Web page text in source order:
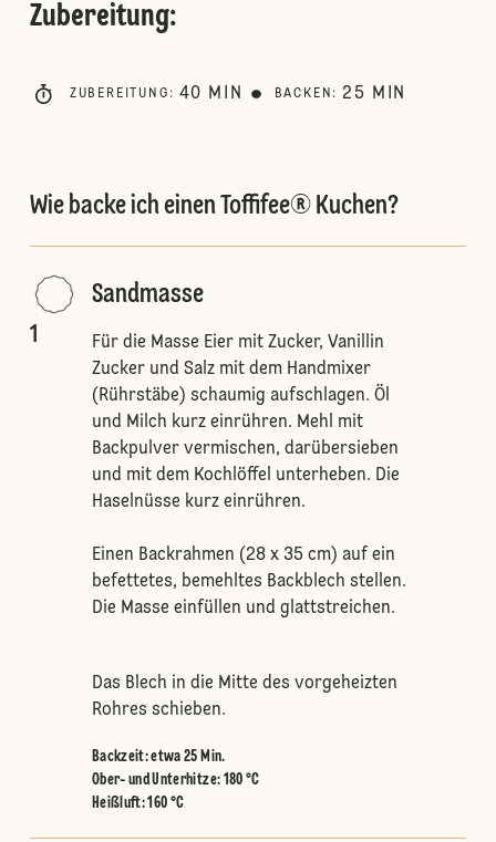
Zubereitung:
ZUBEREITUNG : 40 MIN BACKEN : 25 MIN
Wie backe ich einen Toffifee® Kuchen?
1
Sandmasse
Für die Masse Eier mit Zucker, Vanillin
Zucker und Salz mit dem Handmixer
(Rührstäbe) schaumig aufschlagen. Öl
und Milch kurz einrühren. Mehl mit
Backpulver vermischen, darübersieben
und mit dem Kochlöffel unterheben. Die
Haselnüsse kurz einrühren.
Einen Backrahmen (28 x 35 cm) auf ein
befettetes, bemehltes Backblech stellen.
Die Masse einfüllen und glattstreichen.
Das Blech in die Mitte des vorgeheizten
Rohres schieben.
Backzeit: etwa 25 Min.
Ober- und Unterhitze: 180 °C
Heißluft:160 °C